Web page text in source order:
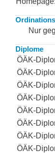
Nur
Diplome
ÖÄK-
ÖÄK-
ÖÄK-
ÖÄK-
ÖÄK-
ÖÄK-
ÖÄK-
ÖÄK-